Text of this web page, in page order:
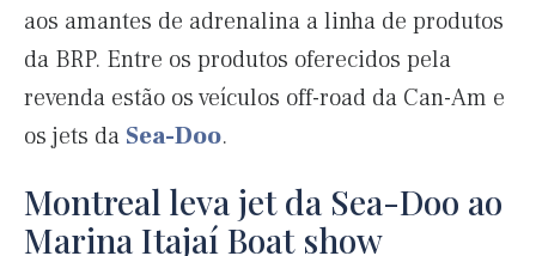
aos amantes de adrenalina a linha de produtos
da BRP. Entre os produtos oferecidos pela
revenda estão os veículos off-road da Can-Am e
os jets da Sea-Doo.
Montreal leva jet da Sea-Doo ao
Marina Itajaí Boat show